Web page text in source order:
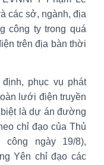
các sở, ngành, địa
công ty trong quá
trên địa bàn thời
phục vụ phát
lưới điện truyền
là dự án đường
chỉ đạo của Thủ
ngày 19/8),
Yên chỉ đạo các